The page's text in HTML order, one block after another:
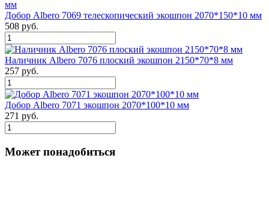
Добор Albero 7069 телескопический экошпон 2070*150*10 мм
508 руб.
Наличник Albero 7076 плоский экошпон 2150*70*8 мм
257 руб.
Добор Albero 7071 экошпон 2070*100*10 мм
271 руб.
Может понадобиться